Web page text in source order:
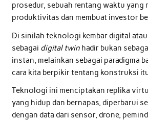
prosedur, sebuah rentang waktu yang
produktivitas dan membuat investor
Di sinilah teknologi kembar digital
sebagai digital twinhadir bukan
instan, melainkan sebagai paradigma
cara kita berpikir tentang konstruksi
Teknologi ini menciptakan replika
yang hidup dan bernapas, diperbarui
dengan data dari sensor, drone,